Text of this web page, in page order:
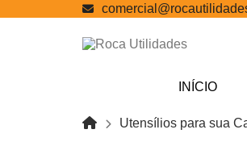
INÍCIO
Utensílios para sua